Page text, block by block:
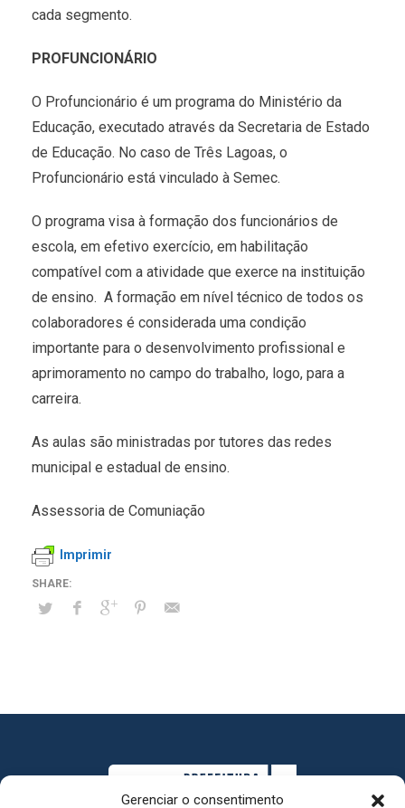
Gerenciar o consentimento
cada segmento.
PROFUNCIONÁRIO
O Profuncionário é um programa do Ministério da
Educação, executado através da Secretaria de Estado
de Educação. No caso de Três Lagoas, o
Profuncionário está vinculado à Semec.
O programa visa à formação dos funcionários de
escola, em efetivo exercício, em habilitação
compatível com a atividade que exerce na instituição
de ensino. A formação em nível técnico de todos os
colaboradores é considerada uma condição
importante para o desenvolvimento profissional e
aprimoramento no campo do trabalho, logo, para a
carreira.
As aulas são ministradas por tutores das redes
municipal e estadual de ensino.
Assessoria de Comuniação
Imprimir